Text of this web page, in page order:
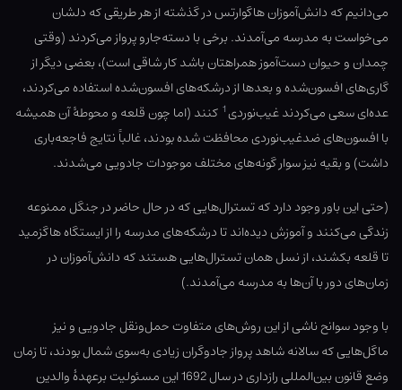
می‌دانیم که دانش‌آموزان هاگوارتس در گذشته از هر طریقی که دلشان
می‌خواست به مدرسه می‌آمدند. برخی با دسته‌جارو پرواز می‌کردند (وقتی
چمدان و حیوان دست‌آموز همراهتان باشد کار شاقی است)، بعضی دیگر از
گاری‌های افسون‌شده و بعدها از درشکه‌های افسون‌شده استفاده می‌کردند،
عده‌ای سعی می‌کردند غیب‌نوردی1 کنند (اما چون قلعه و محوطهٔ آن همیشه
با افسون‌های ضدغیب‌نوردی محافظت شده بودند، غالباً نتایج فاجعه‌باری
داشت) و بقیه نیز سوار گونه‌های مختلف موجودات جادویی می‌شدند.
(حتی این باور وجود دارد که تسترال‌هایی که در حال حاضر در جنگل ممنوعه
زندگی می‌کنند و آموزش دیده‌اند تا درشکه‌های مدرسه را از ایستگاه هاگزمید
تا قلعه بکشند، از نسل همان تسترال‌هایی هستند که دانش‌آموزان در
زمان‌های دور با آن‌ها به مدرسه می‌آمدند.)
با وجود سوانح ناشی از این روش‌های متفاوت حمل‌ونقل جادویی و نیز
ماگل‌هایی که سالانه شاهد پرواز جادوگران زیادی به‌سوی شمال بودند، تا زمان
وضع قانون بین‌المللی رازداری در سال 1692 این مسئولیت برعهدهٔ والدین